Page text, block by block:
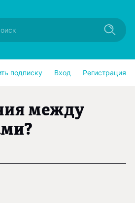
подписку Вход Регистрация
между